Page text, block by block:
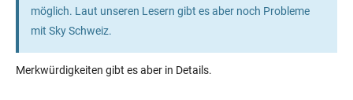
möglich. Laut unseren Lesern gibt es aber noch Probleme
mit Sky Schweiz.
Merkwürdigkeiten gibt es aber in Details.